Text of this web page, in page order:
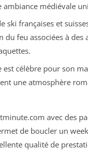
ambiance médiévale
ski françaises et
du feu associées à des
célèbre pour son
une atmosphère
avec des
de boucler un
qualité de